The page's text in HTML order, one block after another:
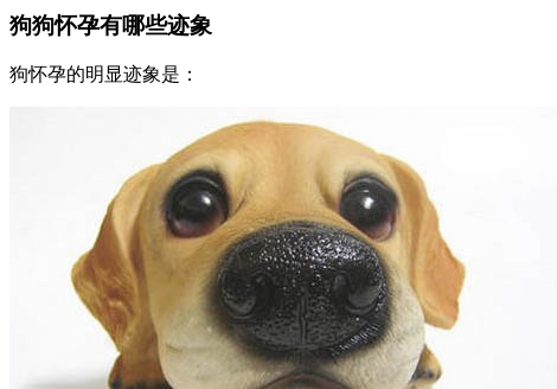
狗狗怀孕有哪些迹象
狗怀孕的明显迹象是：